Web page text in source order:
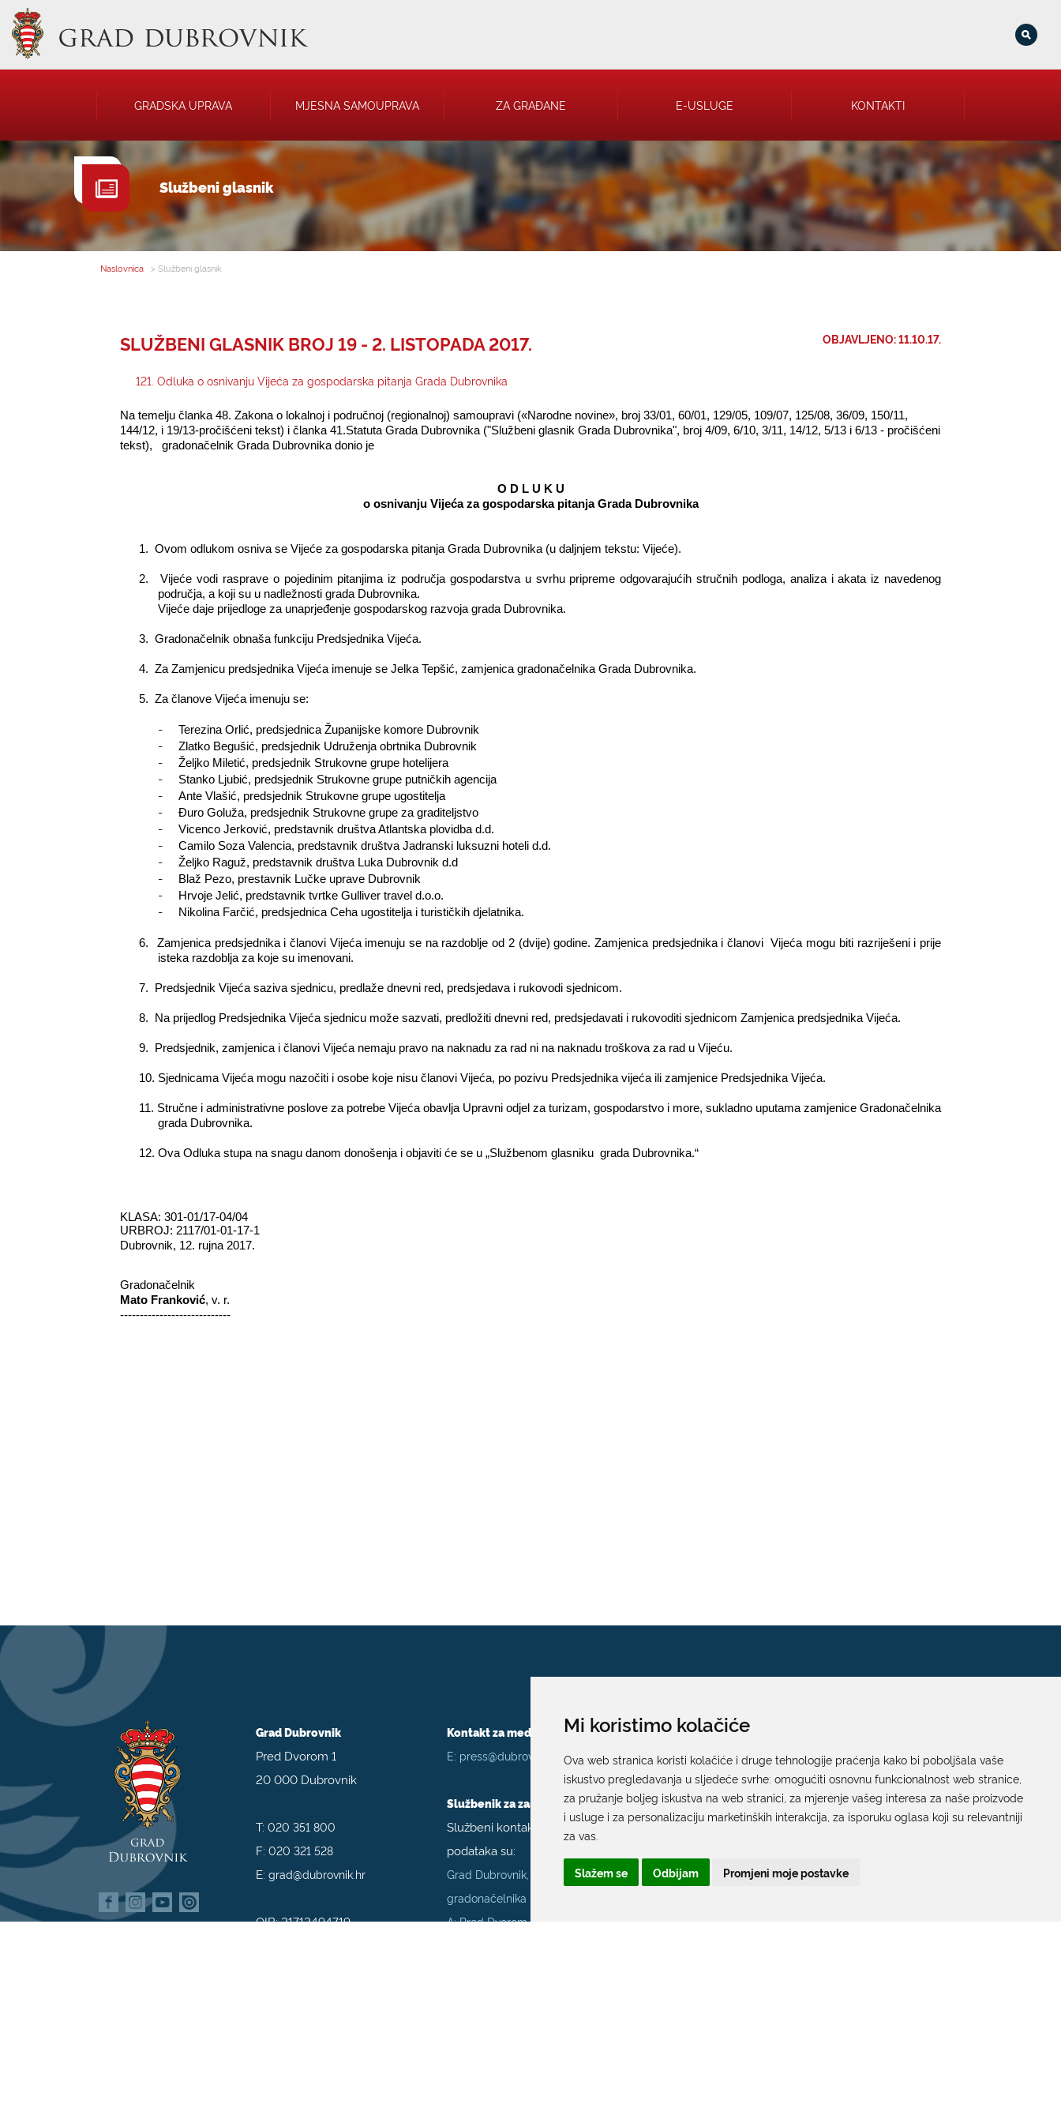
Mi koristimo kolačiće
Ova web stranica koristi kolačiće i druge tehnologije praćenja kako bi poboljšala vaše
iskustvo pregledavanja u sljedeće svrhe: omogućiti osnovnu funkcionalnost web stranice
za pružanje boljeg iskustva na web stranici za mjerenje vašeg interesa za naše proizvode
i usluge i za personalizaciju marketinških interakcija za isporuku oglasa koji su relevantniji
za vas
Slažem se Odbijam Promjeni moje postavke
GRADSKA UPRAVA
GRADONAČELNIK
GRADSKO VIJEĆE
UPRAVNA TIJELA
SAVJET MLADIH
NATJEČAJI
JAVNA OBJAVA RJEŠENJA
USTANOVE
KOMUNALNA I TRGOVAČKA
MJESNA SAMOUPRAVA ZA GRAĐANE E-USLUGE KONTAKTI
Službeni glasnik
Naslovnica > Službeni glasnik
SLUŽBENI GLASNIK BROJ 19 - 2. LISTOPADA 2017. OBJAVLJENO: 11.10.17.
121. Odluka o osnivanju Vijeća za gospodarska pitanja Grada Dubrovnika
Na temelju članka 48. Zakona o lokalnoj i područnoj (regionalnoj) samoupravi («Narodne novine», broj 33/01, 60/01, 129/05, 109/07, 125/08, 36/09, 150/11,
144/12, i 19/13-pročišćeni tekst) i članka 41.Statuta Grada Dubrovnika ("Službeni glasnik Grada Dubrovnika", broj 4/09, 6/10, 3/11, 14/12, 5/13 i 6/13 - pročišćeni
tekst), gradonačelnik Grada Dubrovnika donio je
O D L U K U
o osnivanju Vijeća za gospodarska pitanja Grada Dubrovnika
1. Ovom odlukom osniva se Vijeće za gospodarska pitanja Grada Dubrovnika (u daljnjem tekstu: Vijeće).
2.
Vijeće vodi rasprave o pojedinim pitanjima iz područja gospodarstva u svrhu pripreme odgovarajućih stručnih podloga, analiza i akata iz navedenog
područja, a koji su u nadležnosti grada Dubrovnika.
Vijeće daje prijedloge za unaprjeđenje gospodarskog razvoja grada Dubrovnika.
3. Gradonačelnik obnaša funkciju Predsjednika Vijeća.
4. Za Zamjenicu predsjednika Vijeća imenuje se Jelka Tepšić, zamjenica gradonačelnika Grada Dubrovnika.
5. Za članove Vijeća imenuju se:
- Terezina Orlić, predsjednica Županijske komore Dubrovnik
- Zlatko Begušić, predsjednik Udruženja obrtnika Dubrovnik
- Željko Miletić, predsjednik Strukovne grupe hotelijera
- Stanko Ljubić, predsjednik Strukovne grupe putničkih agencija
- Ante Vlašić, predsjednik Strukovne grupe ugostitelja
- Đuro Goluža, predsjednik Strukovne grupe za graditeljstvo
- Vicenco Jerković, predstavnik društva Atlantska plovidba d.d.
- Camilo Soza Valencia, predstavnik društva Jadranski luksuzni hoteli d.d.
- Željko Raguž, predstavnik društva Luka Dubrovnik d.d
- Blaž Pezo, prestavnik Lučke uprave Dubrovnik
- Hrvoje Jelić, predstavnik tvrtke Gulliver travel d.o.o.
- Nikolina Farčić, predsjednica Ceha ugostitelja i turističkih djelatnika.
6.
Zamjenica predsjednika i članovi Vijeća imenuju se na razdoblje od 2 (dvije) godine. Zamjenica predsjednika i članovi Vijeća mogu biti razriješeni i prije
isteka razdoblja za koje su imenovani.
7. Predsjednik Vijeća saziva sjednicu, predlaže dnevni red, predsjedava i rukovodi sjednicom.
8. Na prijedlog Predsjednika Vijeća sjednicu može sazvati, predložiti dnevni red, predsjedavati i rukovoditi sjednicom Zamjenica predsjednika Vijeća.
9. Predsjednik, zamjenica i članovi Vijeća nemaju pravo na naknadu za rad ni na naknadu troškova za rad u Vijeću.
10. Sjednicama Vijeća mogu nazočiti i osobe koje nisu članovi Vijeća, po pozivu Predsjednika vijeća ili zamjenice Predsjednika Vijeća.
11. Stručne i administrativne poslove za potrebe Vijeća obavlja Upravni odjel za turizam, gospodarstvo i more, sukladno uputama zamjenice Gradonačelnika
grada Dubrovnika.
12. Ova Odluka stupa na snagu danom donošenja i objaviti će se u „Službenom glasniku grada Dubrovnika.“
KLASA: 301-01/17-04/04
URBROJ: 2117/01-01-17-1
Dubrovnik, 12. rujna 2017.
Gradonačelnik
Mato Franković, v. r.
----------------------------
Grad Dubrovnik
Pred Dvorom 1
20 000 Dubrovnik
T:020 351 800
F:020 321 528
E:grad@dubrovnik.hr
OIB: 21712494719
Kontakt za medije / Press contact
E: press@dubrovnik.hr
Službenik za zaštitu podataka
Službeni kontakt podaci službenika za zaštitu
podataka su:
Grad Dubrovnik, Upravni odjel za poslove
gradonačelnika
A: Pred Dvorom 1; E:
Pisarnica
Ured 205; rad sa strankama za sva upravna tijela
Grada Dubrovnika
Gundulićeva poljana 10, 20000 Dubrovnik
Radno vrijeme sa strankama:
T:+385 20 351 879